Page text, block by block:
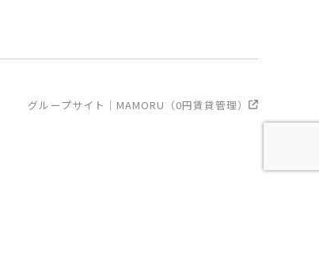
グループサイト｜MAMORU（0円賃貸管理）